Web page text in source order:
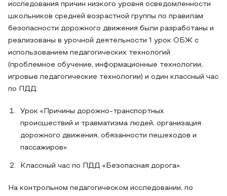
исследования причин низкого уровня осведомленности
школьников средней возрастной группы по правилам
безопасности дорожного движения были разработаны и
реализованы в урочной деятельности 1 урок ОБЖ с
использованием педагогических технологий
(проблемное обучение, информационные технологии,
игровые педагогические технологии) и один классный час
по ПДД:
Урок «Причины дорожно-транспортных
происшествий и травматизма людей, организация
дорожного движения, обязанности пешеходов и
пассажиров».
Классный час по ПДД «Безопасная дорога».
На контрольном педагогическом исследовании, по